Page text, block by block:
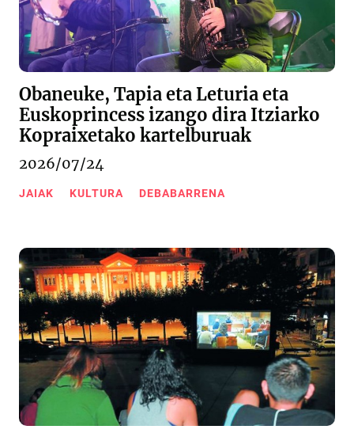
Obaneuke, Tapia eta Leturia eta
Euskoprincess izango dira Itziarko
Kopraixetako kartelburuak
2026/07/24
JAIAK KULTURA DEBABARRENA